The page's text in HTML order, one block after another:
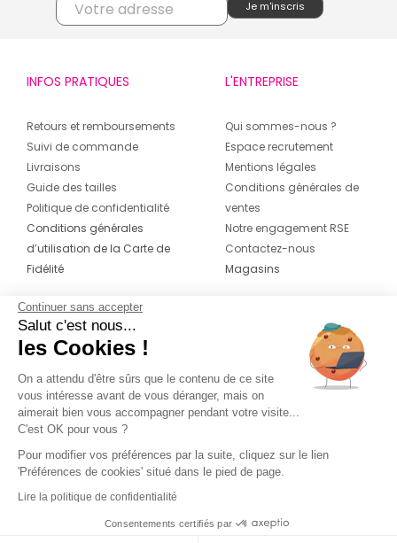
INFOS PRATIQUES
Retours et remboursements
Suivi de commande
Livraisons
Guide des tailles
Politique de confidentialité
Conditions générales
d’utilisation de la Carte de
Fidélité
L'ENTREPRISE
Qui sommes-nous ?
Espace recrutement
Mentions légales
Conditions générales de
ventes
Notre engagement RSE
Contactez-nous
Magasins
CONTACT
04 42 20 78 42
Du lundi au jeudi de 8h30 à 16h30 & le
vendredi de 8h30 à 15h30
Continuer sans accepter
Salut c'est nous...
les Cookies !
On a attendu d'être sûrs que le contenu de ce site
vous intéresse avant de vous déranger, mais on
aimerait bien vous accompagner pendant votre visite...
C'est OK pour vous ?
Pour modifier vos préférences par la suite, cliquez sur le lien
'Préférences de cookies' situé dans le pied de page.
Lire la politique de confidentialité
Consentements certifiés par